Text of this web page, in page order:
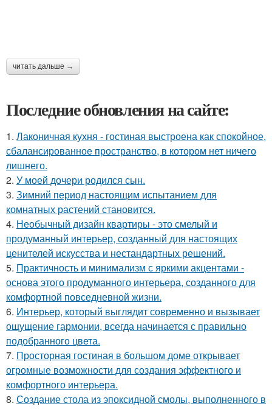
читать дальше →
Последние обновления на сайте:
1. Лаконичная кухня - гостиная выстроена как спокойное,
сбалансированное пространство, в котором нет ничего
лишнего.
2. У моей дочери родился сын.
3. Зимний период настоящим испытанием для
комнатных растений становится.
4. Необычный дизайн квартиры - это смелый и
продуманный интерьер, созданный для настоящих
ценителей искусства и нестандартных решений.
5. Практичность и минимализм с яркими акцентами -
основа этого продуманного интерьера, созданного для
комфортной повседневной жизни.
6. Интерьер, который выглядит современно и вызывает
ощущение гармонии, всегда начинается с правильно
подобранного цвета.
7. Просторная гостиная в большом доме открывает
огромные возможности для создания эффектного и
комфортного интерьера.
8. Создание стола из эпоксидной смолы, выполненного в